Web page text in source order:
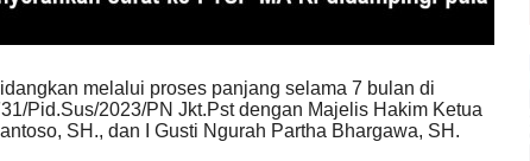
melalui proses panjang selama 7 bulan di
Pid.Sus/2023/PN Jkt.Pst dengan Majelis Hakim Ketua
SH., dan I Gusti Ngurah Partha Bhargawa, SH.